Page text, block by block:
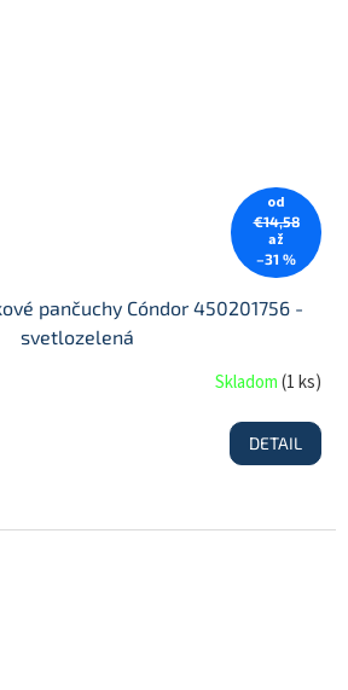
od
€14,58
až
–31 %
pančuchy Cóndor 450201756 -
svetlozelená
Skladom(1 ks)
DETAIL